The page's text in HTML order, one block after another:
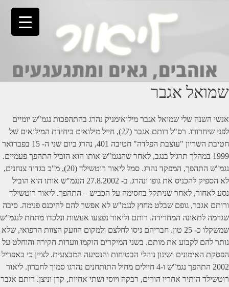
שמואל אגבר
אנשי השנה שלי שמואל אגבר מילואימניק נהרג בהתהפכות נגמ"ש יומיים
לפני שיחרורו. רס"ל רותם אגבר (27), חייל מילואים ביחידת המילואים של
חטיבת השריון "עוצבת הפלדה" חטיבה 401, נהרג ביום שני ה- 15 בפברואר
1999 במהלך תרגיל בנגב, לאחר שהנגמ"ש אותו הוא הוביל התהפך פעמיים.
נגמ"ש התהפך, המפקד נהרג. סמל ליאור רוטשילד (20), מ"כ בגדוד צנחנים,
לא הספיק להכניס את גופו ונהרג. ב- 27.8.2002 הנגמ"ש אותו הוא הוביל
נסע לאחור, לאחר שניתקל בחסימה על הכביש – התהפך. ליאור רוטשילד
ורותם אגבר, גופם שבלט מחוץ לנגמ"ש לא אפשר להם להיכנס פנימה. סיבה
שגרמה לתאונה המחרידה. רותם וליאור נפצעו אנושות ונלכדו מתחת לנגמ"ש
שמשקלו כ- 25 טון. חבריהם ניסו לחלצם ולמקום הוזעק הצוות הרפואי, שלא
נותר להם לקבוע את מותם. בשני המיקרים הוקמו וועדות חקירה והוחלט על
הפסקת האימונים ושינון נוהלי הבטיחות והנסיעה המבצעית. לציין כי באפריל
2002 התהפך נגמ"ש ו-4 חיילים מחיל התותחנים נהרגו סמוך לחברון. ליאור
רוטשילד הותיר אחריו הורים, רבקה ויוסי ושתי אחיות, קרן וניצן. רותם אגבר